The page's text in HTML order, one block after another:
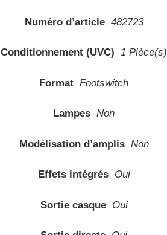
Numéro d’article 482723
Conditionnement (UVC) 1 Pièce(s)
Format Footswitch
Lampes Non
Modélisation d’amplis Non
Effets intégrés Oui
Sortie casque Oui